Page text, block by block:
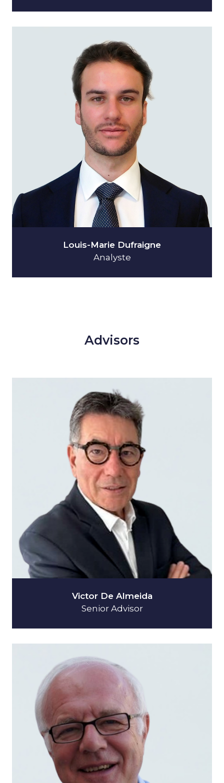
Louis-Marie Dufraigne
Analyste
Advisors
Victor De Almeida
Senior Advisor